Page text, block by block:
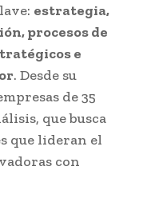
estrategia,
procesos de
e
. Desde su
de 35
que busca
que lideran el
con